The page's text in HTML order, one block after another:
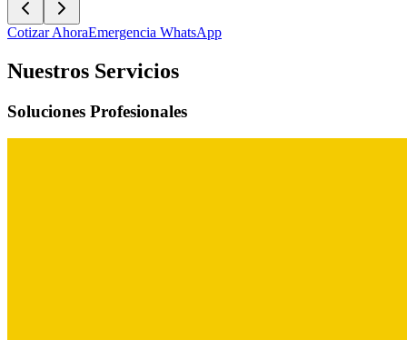
Cotizar AhoraEmergencia WhatsApp
Nuestros Servicios
Soluciones Profesionales